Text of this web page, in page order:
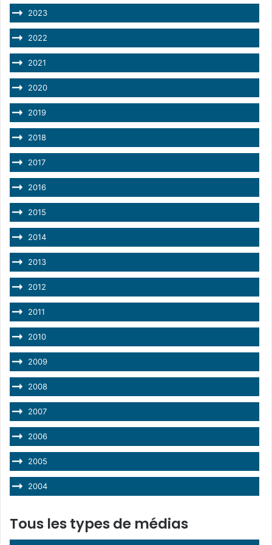
2023
2022
2021
2020
2019
2018
2017
2016
2015
2014
2013
2012
2011
2010
2009
2008
2007
2006
2005
2004
Tous les types de médias